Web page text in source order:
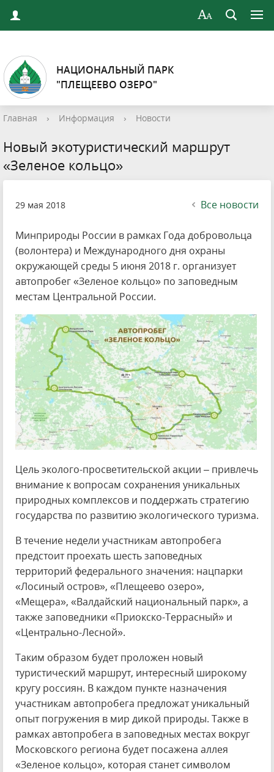
НАЦИОНАЛЬНЫЙ ПАРК
"ПЛЕЩЕЕВО ОЗЕРО"
Главная › Информация › Новости
Новый экотуристический маршрут
«Зеленое кольцо»
29 мая 2018 Все новости
Минприроды России в рамках Года добровольца
(волонтера) и Международного дня охраны
окружающей среды 5 июня 2018 г. организует
автопробег «Зеленое кольцо» по заповедным
местам Центральной России.
Цель эколого-просветительской акции – привлечь
внимание к вопросам сохранения уникальных
природных комплексов и поддержать стратегию
государства по развитию экологического туризма.
В течение недели участникам автопробега
предстоит проехать шесть заповедных
территорий федерального значения: нацпарки
«Лосиный остров», «Плещеево озеро»,
«Мещера», «Валдайский национальный парк», а
также заповедники «Приокско-Террасный» и
«Центрально-Лесной».
Таким образом будет проложен новый
туристический маршрут, интересный широкому
кругу россиян. В каждом пункте назначения
участникам автопробега предложат уникальный
опыт погружения в мир дикой природы. Также в
рамках автопробега в заповедных местах вокруг
Московского региона будет посажена аллея
«Зеленое кольцо», которая станет символом